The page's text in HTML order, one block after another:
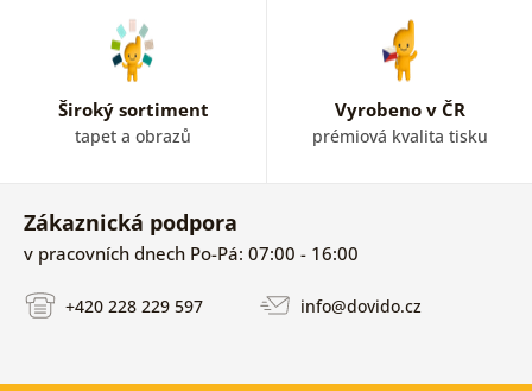
Široký sortiment
tapet a obrazů
Vyrobeno v ČR
prémiová kvalita tisku
Zákaznická podpora
v pracovních dnech Po-Pá: 07:00 - 16:00
+420 228 229 597 info@dovido.cz